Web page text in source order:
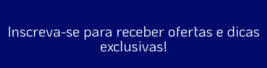
Inscreva-se para receber ofertas e dicas
exclusivas!